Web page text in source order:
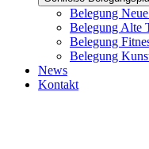
Belegung
Belegung Alte
Belegung
Belegung
News
Kontakt